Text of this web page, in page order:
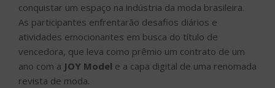
conquistar um espaço na indústria da moda brasileira.
As participantes enfrentarão desafios diários e
atividades emocionantes em busca do título de
vencedora, que leva como prêmio um contrato de um
ano com a JOY Model e a capa digital de uma renomada
revista de moda.